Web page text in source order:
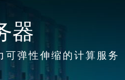
器
可弹性伸缩的计算服务